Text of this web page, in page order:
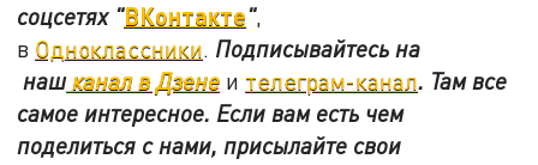
соцсетях "ВКонтакте",
в Одноклассники. Подписывайтесь на
нашканал в Дзене и телеграм-канал. Там все
самое интересное. Если вам есть чем
поделиться с нами, присылайте свои